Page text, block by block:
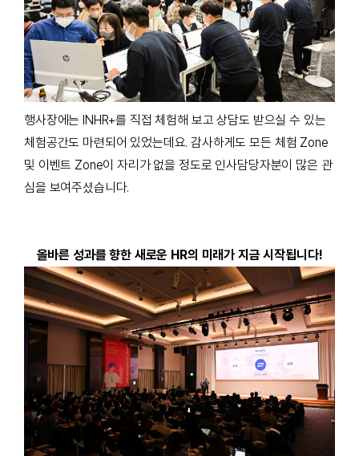
행사장에는 INHR+를 직접 체험해 보고 상담도 받으실 수 있는
체험공간도 마련되어 있었는데요. 감사하게도 모든 체험 Zone
및 이벤트 Zone이 자리가 없을 정도로 인사담당자분이 많은 관
심을 보여주셨습니다.
올바른 성과를 향한 새로운 HR의 미래가 지금 시작됩니다!